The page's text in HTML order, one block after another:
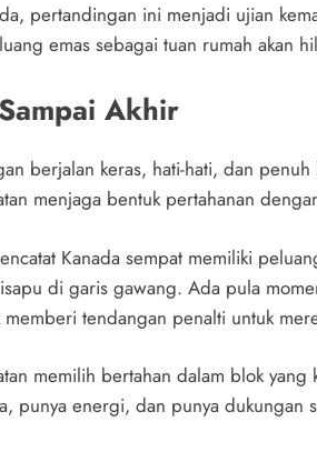
pertandingan ini menjadi ujian
emas sebagai tuan rumah akan
Akhir
berjalan keras, hati-hati, dan
menjaga bentuk pertahanan
Kanada sempat memiliki
di garis gawang. Ada pula
memberi tendangan penalti untuk
memilih bertahan dalam blok
punya energi, dan punya dukungan